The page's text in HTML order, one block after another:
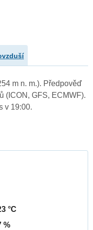
m n. m.). Předpověď
(ICON, GFS, ECMWF).
v 19:00.
°C
%